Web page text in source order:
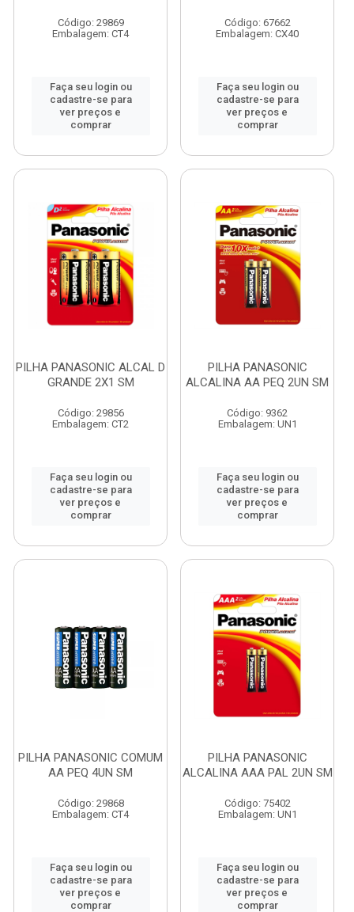
Código: 29869
Embalagem: CT4
Faça seu login ou
cadastre-se para
ver preços e
comprar
Código: 67662
Embalagem: CX40
Faça seu login ou
cadastre-se para
ver preços e
comprar
PILHA PANASONIC ALCAL D
GRANDE 2X1 SM
Código: 29856
Embalagem: CT2
Faça seu login ou
cadastre-se para
ver preços e
comprar
PILHA PANASONIC
ALCALINA AA PEQ 2UN SM
Código: 9362
Embalagem: UN1
Faça seu login ou
cadastre-se para
ver preços e
comprar
PILHA PANASONIC COMUM
AA PEQ 4UN SM
Código: 29868
Embalagem: CT4
Faça seu login ou
cadastre-se para
ver preços e
comprar
PILHA PANASONIC
ALCALINA AAA PAL 2UN SM
Código: 75402
Embalagem: UN1
Faça seu login ou
cadastre-se para
ver preços e
comprar